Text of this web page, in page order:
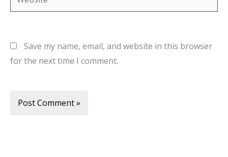
Save my name, email, and website in this browser
for the next time I comment.